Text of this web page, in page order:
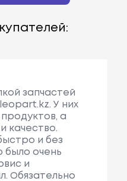
запчастей
У них
а
качество.
и без
было очень
и
Обязательно